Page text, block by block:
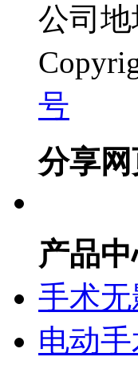
公司
号
分享
产品
手术
电动手